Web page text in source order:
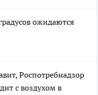
ожидаются
Роспотребнадзор
с воздухом в